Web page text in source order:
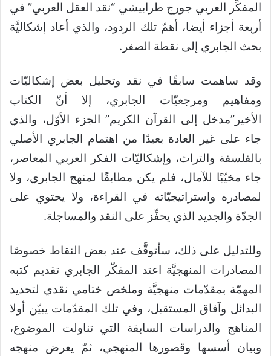
المفكِّر العربي جورج طرابيشي “نقد العقل العربي” في
أربعة أجزاء أيضا، أهمّ تلك الردود، والذي أعاد إشكاليَّة
بحث الجابري إلى نقطة الصفر.
وقد ساهمت سابقًا في نقد وتحليل بعض إشكاليّات
ومفاهيم ومرجعيّات الجابري، إلا أنّ الكتاب
الأخير”مدخل إلى القرآن الكريم” الجزء الأوّل، والذي
جاء على غير العادة بعيدًا من اهتمام الجابري الأصلي
بالفلسفة والتراث، وإشكاليّات الفكر العربي المعاصر،
جاء مخيّبًا للآمال، فلم يكن مطابقًا لمنهج الجابري، ولا
لمصادره واستراتيجيّاته في القراءة، ولا يحتوي على
الجدّة والجديد الذي يحفِّز على النقد والمساجلة.
وللتدليل على ذلك، سأتوقَّف عند بعض النقاط خصوصًا
المصادرات المنهجيَّة اعتد المفكّر الجابري تقديم كتبه
المهمّة بمقدّمات منهجيَّة وملخص ختامي نقدي لتحديد
البدائل وآفاق المستقبل، وفي تلك المقدّمات يبيّن أولا
المناهج والدراسات السابقة التي تناولت الموضوع،
وبيان أسسها وقصورها المنهجي، ثمّ يعرض منهجه